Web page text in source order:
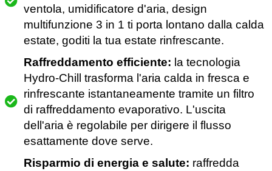
ventola, umidificatore d'aria, design
multifunzione 3 in 1 ti porta lontano dalla calda
estate, goditi la tua estate rinfrescante.
Raffreddamento efficiente: la tecnologia
Hydro-Chill trasforma l'aria calda in fresca e
rinfrescante istantaneamente tramite un filtro
di raffreddamento evaporativo. L'uscita
dell'aria è regolabile per dirigere il flusso
esattamente dove serve.
Risparmio di energia e salute: raffredda